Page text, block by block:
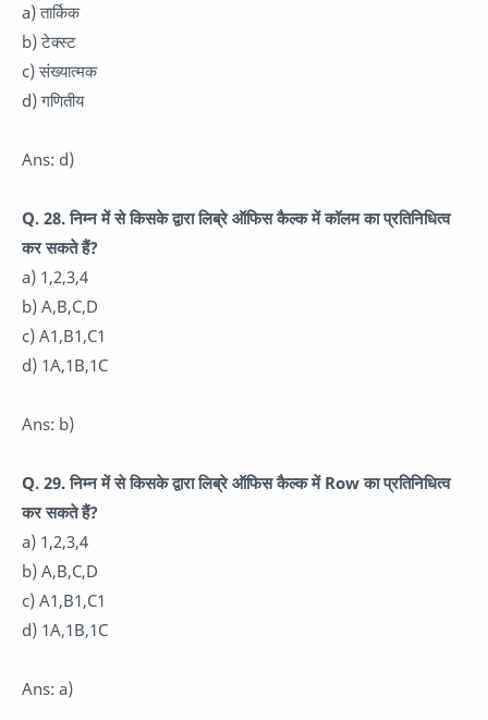
a) तार्किक
b) टेक्स्ट
c) संख्यात्मक
d) गणितीय
Ans: d)
Q. 28. निम्न में से किसके द्वारा लिब्रे ऑफिस कैल्क में कॉलम का प्रतिनिधित्व
कर सकते हैं?
a) 1,2,3,4
b) A,B,C,D
c) A1,B1,C1
d) 1A,1B,1C
Ans: b)
Q. 29. निम्न में से किसके द्वारा लिब्रे ऑफिस कैल्क में Row का प्रतिनिधित्व
कर सकते हैं?
a) 1,2,3,4
b) A,B,C,D
c) A1,B1,C1
d) 1A,1B,1C
Ans: a)